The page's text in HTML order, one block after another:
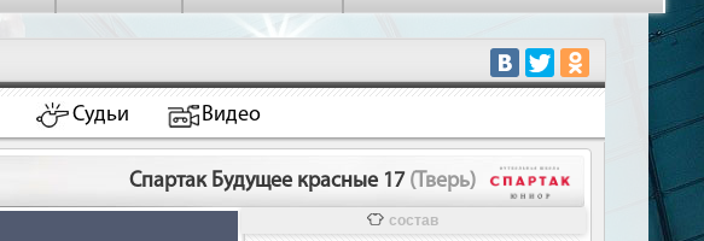
Судьи Видео
Спартак Будущее красные 17 (Тверь)
состав